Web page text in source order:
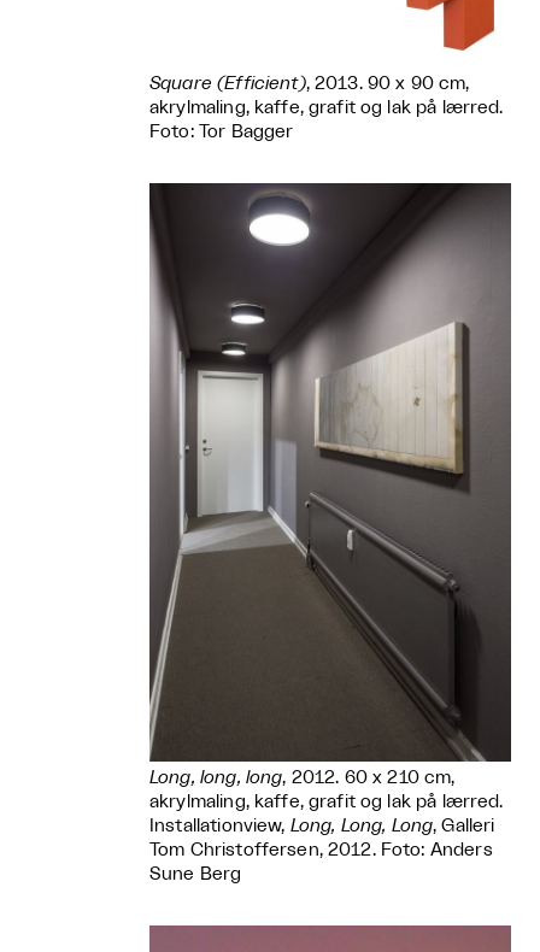
Square (Efficient), 2013. 90 x 90 cm,
akrylmaling, kaffe, grafit og lak på lærred.
Foto: Tor Bagger
Long, long, long, 2012. 60 x 210 cm,
akrylmaling, kaffe, grafit og lak på lærred.
Installationview, Long, Long, Long, Galleri
Tom Christoffersen, 2012. Foto: Anders
Sune Berg